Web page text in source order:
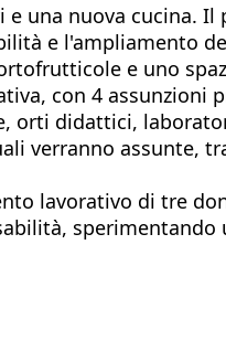
una nuova cucina. Il
e l'ampliamento
e uno
con 4 assunzioni
orti didattici,
verranno assunte,
lavorativo di tre
sperimentando